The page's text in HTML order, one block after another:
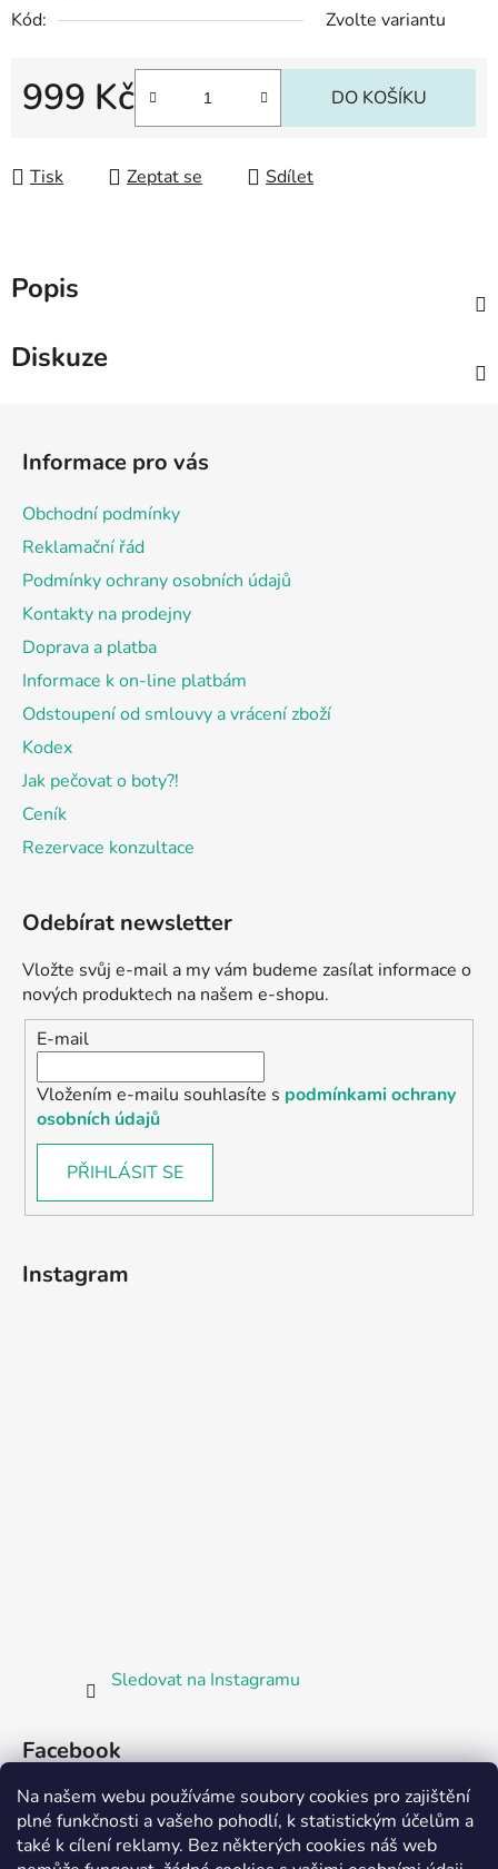
Na našem webu používáme soubory cookies pro zajištění
plné funkčnosti a vašeho pohodlí, k statistickým účelům a
také k cílení reklamy. Bez některých cookies náš web
Kód:
Zvolte variantu
999 Kč DO KOŠÍKU
Tisk Zeptat se Sdílet
Popis
Diskuze
Informace pro vás
Obchodní podmínky
Reklamační řád
Podmínky ochrany osobních údajů
Kontakty na prodejny
Doprava a platba
Informace k on-line platbám
Odstoupení od smlouvy a vrácení zboží
Kodex
Jak pečovat o boty?!
Ceník
Rezervace konzultace
Odebírat newsletter
Vložte svůj e-mail a my vám budeme zasílat informace o
nových produktech na našem e-shopu.
E-mail
Vložením e-mailu souhlasíte s podmínkami ochrany
osobních údajů
PŘIHLÁSIT SE
Instagram
Sledovat na Instagramu
Facebook